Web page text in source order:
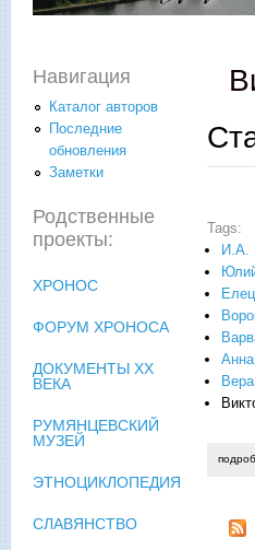
Tags:
И.А.
Елец
Навигация
Каталог авторов
Последние
обновления
Заметки
Родственные
проекты:
ХРОНОС
ФОРУМ ХРОНОСА
ДОКУМЕНТЫ XX
ВЕКА
РУМЯНЦЕВСКИЙ
МУЗЕЙ
ЭТНОЦИКЛОПЕДИЯ
СЛАВЯНСТВО